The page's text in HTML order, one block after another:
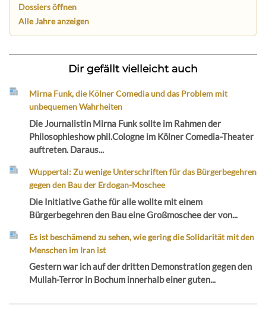
Dossiers öffnen
Alle Jahre anzeigen
Dir gefällt vielleicht auch
Mirna Funk, die Kölner Comedia und das Problem mit
unbequemen Wahrheiten
Die Journalistin Mirna Funk sollte im Rahmen der
Philosophieshow phil.Cologne im Kölner Comedia-Theater
auftreten. Daraus...
Wuppertal: Zu wenige Unterschriften für das Bürgerbegehren
gegen den Bau der Erdogan-Moschee
Die Initiative Gathe für alle wollte mit einem
Bürgerbegehren den Bau eine Großmoschee der von...
Es ist beschämend zu sehen, wie gering die Solidarität mit den
Menschen im Iran ist
Gestern war ich auf der dritten Demonstration gegen den
Mullah-Terror in Bochum innerhalb einer guten...